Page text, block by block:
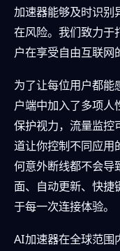
加速器能够及时识别
在风险。我们致力于
户在享受自由互联网
为了让每位用户都能
户端中加入了多项人
保护视力，流量监控
道让你控制不同应
何意外断线都不会导
面、自动更新、快捷
于每一次连接体验。
AI加速器在全球范围